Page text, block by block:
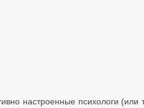
настроенные психологи